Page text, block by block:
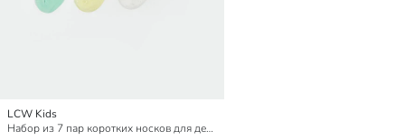
LCW Kids
Набор из 7 пар коротких носков для девочек